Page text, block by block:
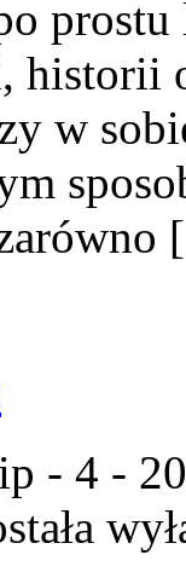
prostu
historii
w
- 4 -